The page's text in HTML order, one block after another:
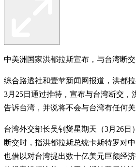
中美洲国家洪都拉斯宣布，与台湾断交
综合路透社和壹苹新闻网报道，洪都
3月25日通过推特，宣布与台湾断交，
告诉台湾，并说将不会与台湾有任何关
台湾外交部长吴钊燮星期天（3月26日
断交时，指洪都拉斯总统卡斯特罗对
也借以对台湾提出数十亿美元巨额经